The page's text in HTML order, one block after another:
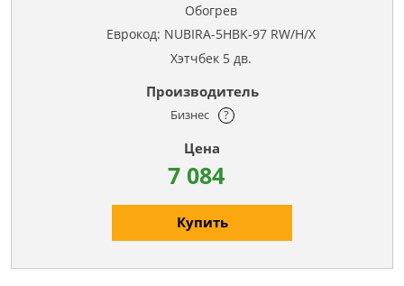
Обогрев
Еврокод: NUBIRA-5HBK-97 RW/H/X
Хэтчбек 5 дв.
Бизнес ?
7 084
Купить